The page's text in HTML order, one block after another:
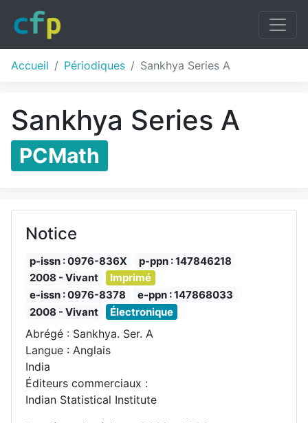
Accueil Périodiques Sankhya Series A
Sankhya Series A
PCMath
Notice
p-issn : 0976-836X
p-ppn : 147846218
2008 - Vivant
Imprimé
e-issn : 0976-8378
e-ppn : 147868033
2008 - Vivant
Électronique
Abrégé : Sankhya. Ser. A
Langue : Anglais
India
Éditeurs commerciaux :
Indian Statistical Institute